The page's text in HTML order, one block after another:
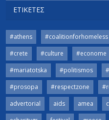
ΕΤΙΚΈΤΕΣ
#athens #coalitionforhomeless
#crete
#culture #econome
#mariatotska
#politismos
#prosopa
#respectzone
advertorial
aids amea